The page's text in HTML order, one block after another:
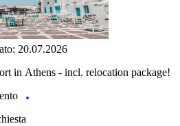
20.07.2026
in Athens - incl. relocation package!